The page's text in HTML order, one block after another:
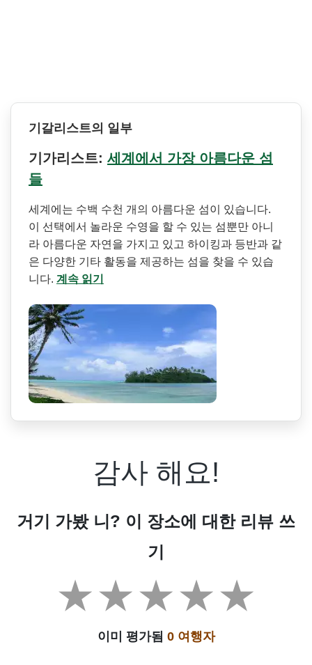
기갈리스트의 일부
기가리스트: 세계에서 가장 아름다운 섬
들
세계에는 수백 수천 개의 아름다운 섬이 있습니다.
이 선택에서 놀라운 수영을 할 수 있는 섬뿐만 아니
라 아름다운 자연을 가지고 있고 하이킹과 등반과 같
은 다양한 기타 활동을 제공하는 섬을 찾을 수 있습
니다. 계속 읽기
감사 해요!
거기 가봤 니? 이 장소에 대한 리뷰 쓰
기
이미 평가됨 0 여행자